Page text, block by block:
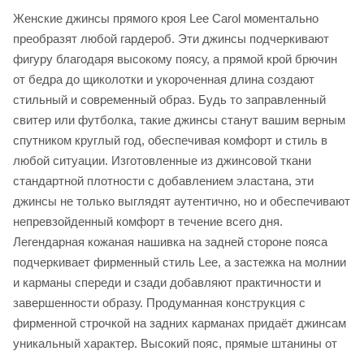
Женские джинсы прямого кроя Lee Carol моментально
преобразят любой гардероб. Эти джинсы подчеркивают
фигуру благодаря высокому поясу, а прямой крой брючин
от бедра до щиколотки и укороченная длина создают
стильный и современный образ. Будь то заправленный
свитер или футболка, такие джинсы станут вашим верным
спутником круглый год, обеспечивая комфорт и стиль в
любой ситуации. Изготовленные из джинсовой ткани
стандартной плотности с добавлением эластана, эти
джинсы не только выглядят аутентично, но и обеспечивают
непревзойденный комфорт в течение всего дня.
Легендарная кожаная нашивка на задней стороне пояса
подчеркивает фирменный стиль Lee, а застежка на молнии
и карманы спереди и сзади добавляют практичности и
завершенности образу. Продуманная конструкция с
фирменной строчкой на задних карманах придаёт джинсам
уникальный характер. Высокий пояс, прямые штанины от